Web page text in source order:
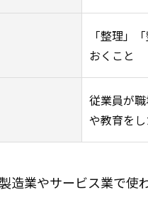
「整理」
おくこと
従業員が
や教育を
造業やサービス業で使